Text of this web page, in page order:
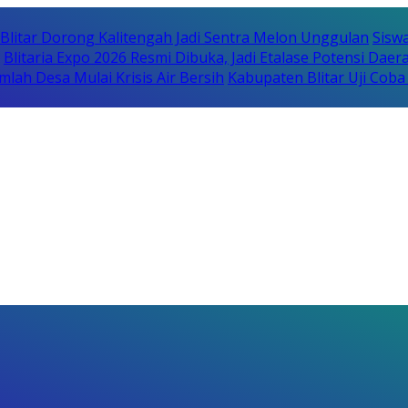
Dorong Kalitengah Jadi Sentra Melon Unggulan
Blitaria Expo 2026 Resmi Dibuka, Jadi Etalase Potensi
Desa Mulai Krisis Air Bersih Kabupaten Blitar Uji